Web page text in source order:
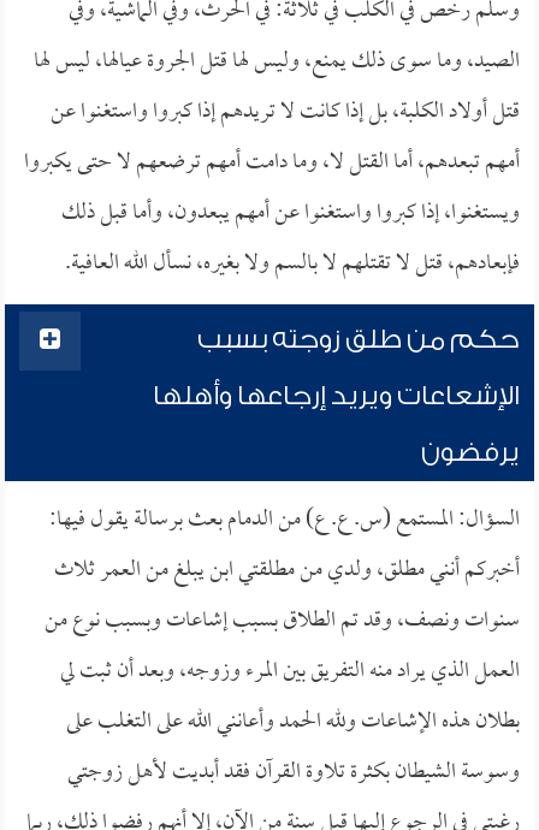
وسلم رخص في الكلب في ثلاثة: في الحرث، وفي الماشية، وفي
الصيد، وما سوى ذلك يمنع، وليس لها قتل الجروة عيالها، ليس لها
قتل أولاد الكلبة، بل إذا كانت لا تريدهم إذا كبروا واستغنوا عن
أمهم تبعدهم، أما القتل لا، وما دامت أمهم ترضعهم لا حتى يكبروا
ويستغنوا، إذا كبروا واستغنوا عن أمهم يبعدون، وأما قبل ذلك
فإبعادهم، قتل لا تقتلهم لا بالسم ولا بغيره، نسأل الله العافية.
حكم من طلق زوجته بسبب
الإشعاعات ويريد إرجاعها وأهلها
يرفضون
السؤال: المستمع (س. ع. ع) من الدمام بعث برسالة يقول فيها:
أخبركم أنني مطلق، ولدي من مطلقتي ابن يبلغ من العمر ثلاث
سنوات ونصف، وقد تم الطلاق بسبب إشاعات وبسبب نوع من
العمل الذي يراد منه التفريق بين المرء وزوجه، وبعد أن ثبت لي
بطلان هذه الإشاعات ولله الحمد وأعانني الله على التغلب على
وسوسة الشيطان بكثرة تلاوة القرآن فقد أبديت لأهل زوجتي